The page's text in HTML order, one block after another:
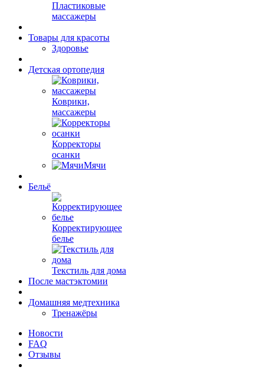
Пластиковые
массажеры
Товары для красоты
Здоровье
Детская ортопедия
Коврики,
массажеры
Корректоры
осанки
Мячи
Бельё
Корректирующее
белье
Текстиль для дома
После мастэктомии
Домашняя медтехника
Тренажёры
Новости
FAQ
Отзывы